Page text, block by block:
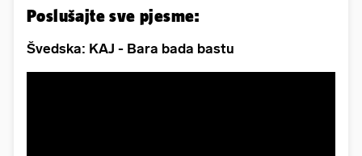
Poslušajte sve pjesme:
Švedska: KAJ - Bara bada bastu